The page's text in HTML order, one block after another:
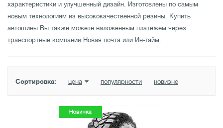
характеристики и улучшенный дизайн. Изготовлены по самым
новым технологиям из высококачественной резины. Купить
автошины Вы также можете наложенным платежем через
транспортные компании Новая почта или Ин-тайм.
Сортировка: цена популярности новизне